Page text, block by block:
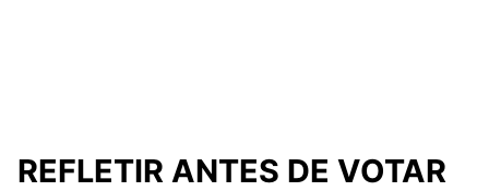
REFLETIR ANTES DE VOTAR